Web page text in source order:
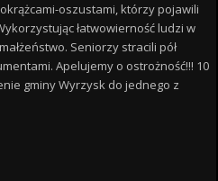
oszustami, którzy pojawili
łatwowierność ludzi w
Seniorzy stracili pół
Apelujemy o ostrożność!!! 10
gminy Wyrzysk do jednego z